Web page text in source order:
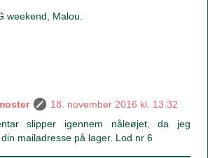
weekend, Malou.
18. november 2016 kl. 13.32
slipper igennem nåleøjet, da jeg
mailadresse på lager. Lod nr 6